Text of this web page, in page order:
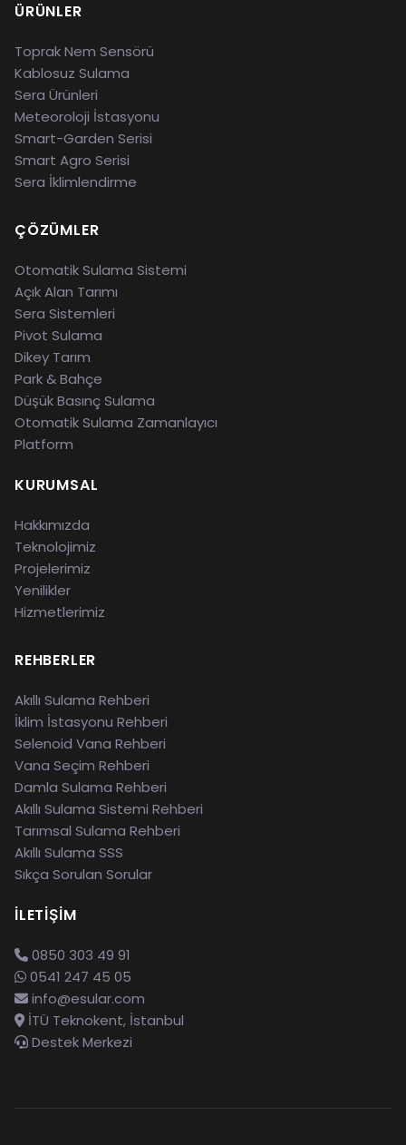
ÜRÜNLER
Toprak Nem Sensörü
Kablosuz Sulama
Sera Ürünleri
Meteoroloji İstasyonu
Smart-Garden Serisi
Smart Agro Serisi
Sera İklimlendirme
ÇÖZÜMLER
Otomatik Sulama Sistemi
Açık Alan Tarımı
Sera Sistemleri
Pivot Sulama
Dikey Tarım
Park & Bahçe
Düşük Basınç Sulama
Otomatik Sulama Zamanlayıcı
Platform
KURUMSAL
Hakkımızda
Teknolojimiz
Projelerimiz
Yenilikler
Hizmetlerimiz
REHBERLER
Akıllı Sulama Rehberi
İklim İstasyonu Rehberi
Selenoid Vana Rehberi
Vana Seçim Rehberi
Damla Sulama Rehberi
Akıllı Sulama Sistemi Rehberi
Tarımsal Sulama Rehberi
Akıllı Sulama SSS
Sıkça Sorulan Sorular
İLETIŞIM
0850 303 49 91
0541 247 45 05
info@esular.com
İTÜ Teknokent, İstanbul
Destek Merkezi